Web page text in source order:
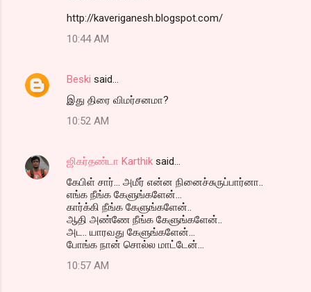
http://kaveriganesh.blogspot.com/
10:44 AM
Beski said…
இது திரை விமர்சனமா?
10:52 AM
ஜிகர்தண்டா Karthik said…
கேபிள் சார்... அமீர் என்ன நினைச்சுருப்பார்னா..
எங்க நீங்க கேளுங்களேன்...
கார்க்கி நீங்க கேளுங்களேன்..
ஆதி அண்ணே நீங்க கேளுங்களேன்..
அட.. யாரவது கேளுங்களேன்...
போங்க நான் சொல்ல மாட்டேன்...
10:57 AM